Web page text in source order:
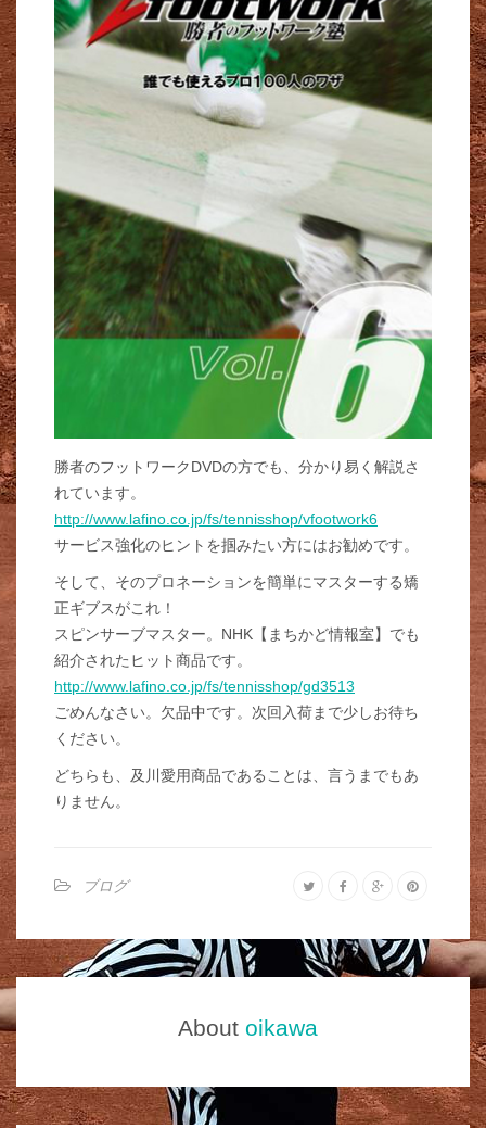
勝者のフットワークDVDの方でも、分かり易く解説さ
れています。
http://www.lafino.co.jp/fs/tennisshop/vfootwork6
サービス強化のヒントを掴みたい方にはお勧めです。
そして、そのプロネーションを簡単にマスターする矯
正ギブスがこれ！
スピンサーブマスター。NHK【まちかど情報室】でも
紹介されたヒット商品です。
http://www.lafino.co.jp/fs/tennisshop/gd3513
ごめんなさい。欠品中です。次回入荷まで少しお待ち
ください。
どちらも、及川愛用商品であることは、言うまでもあ
りません。
ブログ
About oikawa